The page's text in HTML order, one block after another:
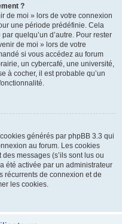
?
de moi » lors de votre connexion
une période prédéfinie. Cela
quelqu’un d’autre. Pour rester
de moi » lors de votre
si vous accédez au forum
un cybercafé, une université,
à cocher, il est probable qu’un
générés par phpBB 3.3 qui
au forum. Les cookies
messages (s’ils sont lus ou
été activée par un administrateur
récurrents de connexion et de
les cookies.